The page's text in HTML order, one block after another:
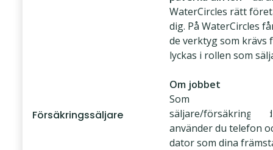
Försäkringssäljare
WaterCircles rätt
dig. På WaterCircles
de verktyg som krävs
lyckas i rollen som
Om jobbet
Som
säljare/
använder du telefon
dator som dina